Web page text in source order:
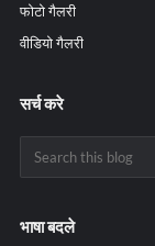
फोटो गैलरी
वीडियो गैलरी
सर्च करे
भाषा बदले